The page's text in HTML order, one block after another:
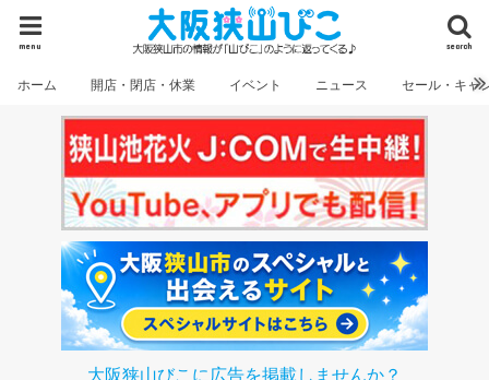
search
menu
ホーム 開店・閉店・休業 イベント ニュース セール・キャ
大阪狭山びこに広告を掲載しませんか？